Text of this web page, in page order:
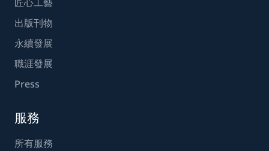
匠心工藝
出版刊物
永續發展
職涯發展
Press
服務
所有服務